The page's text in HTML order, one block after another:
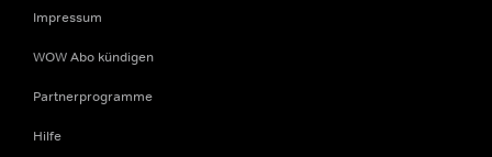
Impressum
WOW Abo kündigen
Partnerprogramme
Hilfe